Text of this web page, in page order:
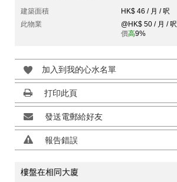
建築面積
HK$ 46 / 月 / 呎
此物業
@HK$ 50 / 月 / 呎
價高9%
加入到我的心水名單
打印此頁
發送電郵給好友
報告錯誤
樓盤在相同大廈